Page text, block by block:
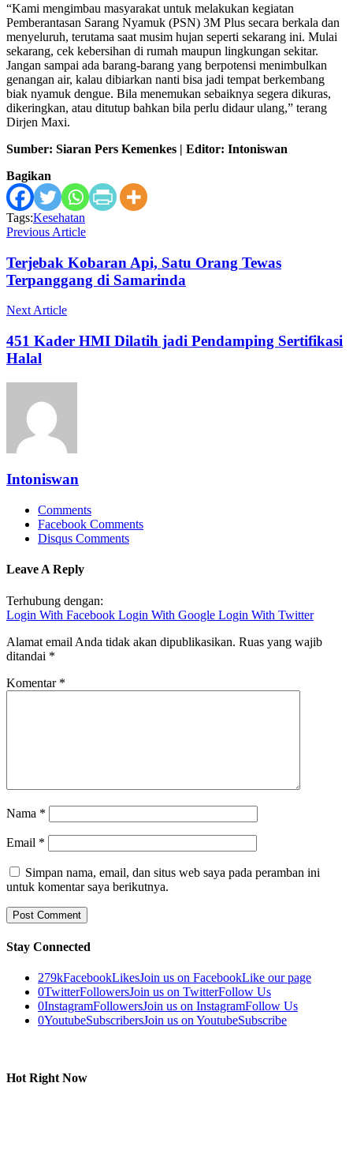
“Kami mengimbau masyarakat untuk melakukan kegiatan
Pemberantasan Sarang Nyamuk (PSN) 3M Plus secara berkala dan
menyeluruh, terutama saat musim hujan seperti sekarang ini. Mulai
sekarang, cek kebersihan di rumah maupun lingkungan sekitar.
Jangan sampai ada barang-barang yang berpotensi menimbulkan
genangan air, kalau dibiarkan nanti bisa jadi tempat berkembang
biak nyamuk dengue. Bila menemukan sebaiknya segera dikuras,
dikeringkan, atau ditutup bahkan bila perlu didaur ulang,” terang
Dirjen Maxi.
Sumber: Siaran Pers Kemenkes | Editor: Intoniswan
Bagikan
Tags:Kesehatan
Previous Article
Terjebak Kobaran Api, Satu Orang Tewas
Terpanggang di Samarinda
Next Article
451 Kader HMI Dilatih jadi Pendamping Sertifikasi
Halal
Intoniswan
Comments
Facebook Comments
Disqus Comments
Leave A Reply
Terhubung dengan:
Login With Facebook Login With Google Login With Twitter
Alamat email Anda tidak akan dipublikasikan. Ruas yang wajib
ditandai *
Komentar *
Nama *
Email *
Simpan nama, email, dan situs web saya pada peramban ini
untuk komentar saya berikutnya.
Stay Connected
279kFacebookLikesJoin us on FacebookLike our page
0TwitterFollowersJoin us on TwitterFollow Us
0InstagramFollowersJoin us on InstagramFollow Us
0YoutubeSubscribersJoin us on YoutubeSubscribe
Hot Right Now